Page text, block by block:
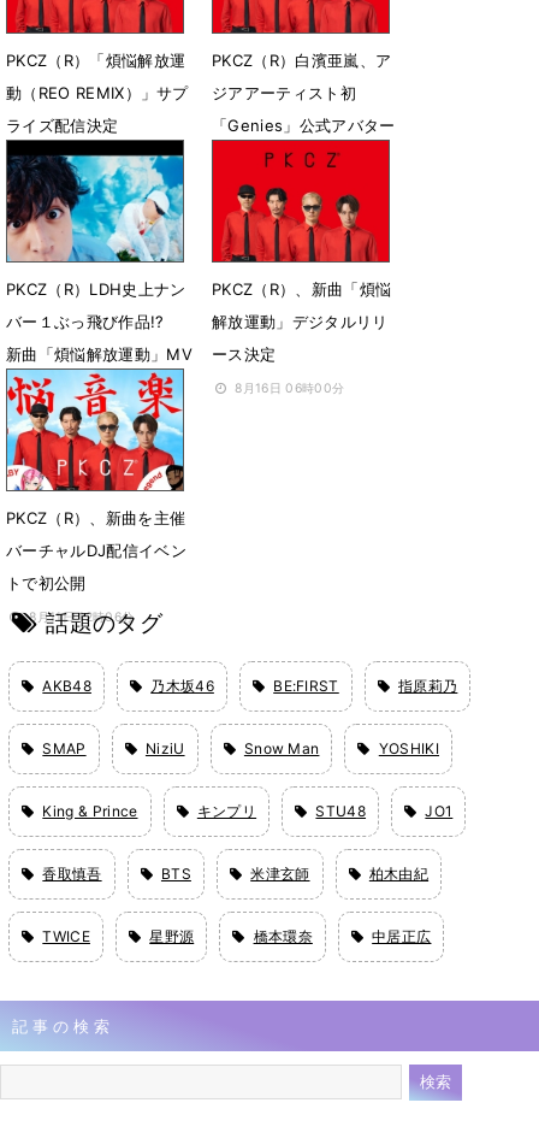
PKCZ（R）「煩悩解放運
動（REO REMIX）」サプ
ライズ配信決定
10月22日 10時54分
PKCZ（R）白濱亜嵐、ア
ジアアーティスト初
「Genies」公式アバター
に抜てき
10月5日 14時26分
PKCZ（R）LDH史上ナン
バー１ぶっ飛び作品!?
新曲「煩悩解放運動」MV
公開
9月1日 23時41分
PKCZ（R）、新曲「煩悩
解放運動」デジタルリリ
ース決定
8月16日 06時00分
PKCZ（R）、新曲を主催
バーチャルDJ配信イベン
トで初公開
8月11日 12時06分
話題のタグ
AKB48 乃木坂46 BE:FIRST 指原莉乃
SMAP NiziU Snow Man YOSHIKI
King & Prince キンプリ STU48 JO1
香取慎吾 BTS 米津玄師 柏木由紀
TWICE 星野源 橋本環奈 中居正広
記事の検索